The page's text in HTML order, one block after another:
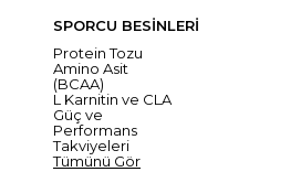
SPORCU BESİNLERİ
Protein Tozu
Amino Asit
(BCAA)
L Karnitin ve CLA
Güç ve
Performans
Takviyeleri
Tümünü Gör